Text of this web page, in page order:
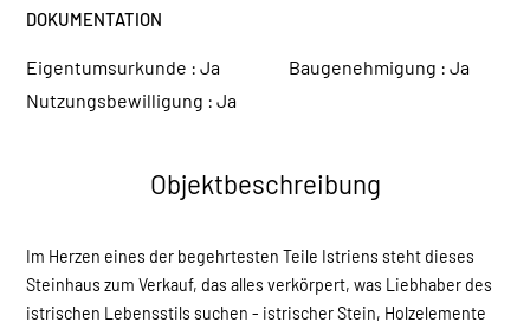
DOKUMENTATION
Eigentumsurkunde :Ja Baugenehmigung :Ja
Nutzungsbewilligung :Ja
Objektbeschreibung
Im Herzen eines der begehrtesten Teile Istriens steht dieses
Steinhaus zum Verkauf, das alles verkörpert, was Liebhaber des
istrischen Lebensstils suchen - istrischer Stein, Holzelemente